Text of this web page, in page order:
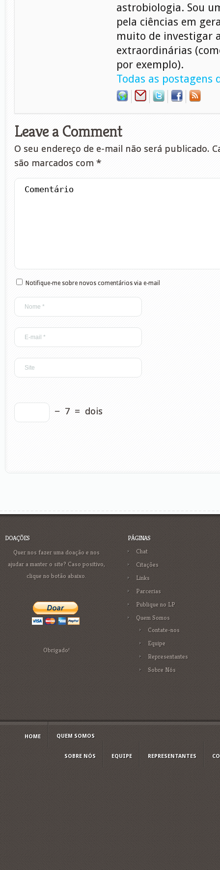
astrobiologia. Sou
pela ciências em
muito de investigar
extraordinárias
por exemplo).
Todas as postagens
Leave a Comment
O seu endereço de e-mail não será publicado.
são marcados com *
Notifique-me sobre novos comentários via e-mail
− 7 = dois
DOAÇÕES
Quer nos fazer uma doação e nos
ajudar a manter o site? Caso positivo,
clique no botão abaixo.
Obrigado!
PÁGINAS
Chat
Citações
Links
Parcerias
Publique no LP
Quem Somos
Contate-nos
Equipe
Representantes
Sobre Nós
HOME QUEM SOMOS
SOBRE NÓS EQUIPE REPRESENTANTES